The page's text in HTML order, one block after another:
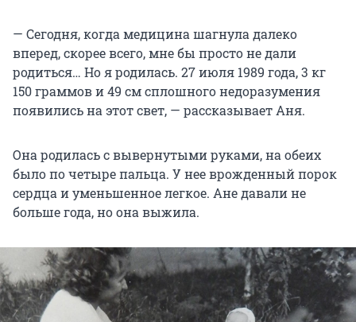
— Сегодня, когда медицина шагнула далеко
вперед, скорее всего, мне бы просто не дали
родиться… Но я родилась. 27 июля 1989 года, 3 кг
150 граммов и 49 см сплошного недоразумения
появились на этот свет, — рассказывает Аня.
Она родилась с вывернутыми руками, на обеих
было по четыре пальца. У нее врожденный порок
сердца и уменьшенное легкое. Ане давали не
больше года, но она выжила.